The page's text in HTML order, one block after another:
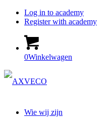
Log in to academy
Register with academy
0Winkelwagen
Wie wij zijn